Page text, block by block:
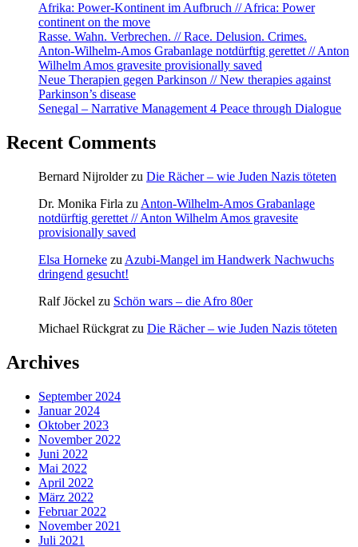
Afrika: Power-Kontinent im Aufbruch // Africa: Power
continent on the move
Rasse. Wahn. Verbrechen. // Race. Delusion. Crimes.
Anton-Wilhelm-Amos Grabanlage notdürftig gerettet // Anton
Wilhelm Amos gravesite provisionally saved
Neue Therapien gegen Parkinson // New therapies against
Parkinson’s disease
Senegal – Narrative Management 4 Peace through Dialogue
Recent Comments
Bernard Nijrolderzu Die Rächer – wie Juden Nazis töteten
Dr. Monika Firla zu Anton-Wilhelm-Amos Grabanlage
notdürftig gerettet // Anton Wilhelm Amos gravesite
provisionally saved
Elsa Horneke zu Azubi-Mangel im Handwerk Nachwuchs
dringend gesucht!
Ralf Jöckel zu Schön wars – die Afro 80er
Michael Rückgrat zu Die Rächer – wie Juden Nazis töteten
Archives
September 2024
Januar 2024
Oktober 2023
November 2022
Juni 2022
Mai 2022
April 2022
März 2022
Februar 2022
November 2021
Juli 2021